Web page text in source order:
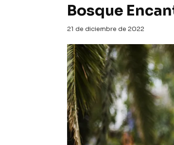
Bosque
21 de diciembre de 2022